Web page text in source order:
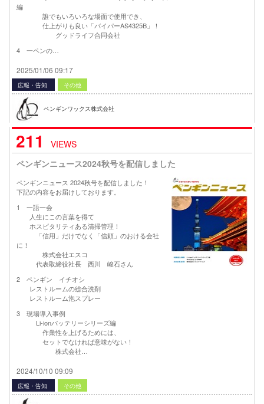
編
誰でもいろいろな場面で使用でき、
仕上がりも良い「バイパーAS4325B」！
グッドライフ合同会社
4 一ペンの…
2025/01/06 09:17
広報・告知 その他
ペンギンワックス株式会社
211
VIEWS
ペンギンニュース2024秋号を配信しました
ペンギンニュース 2024秋号を配信しました！
下記の内容をお届けしております。
1 一語一会
人生にこの言葉を得て
ホスピタリティある清掃管理！
「信用」だけでなく「信頼」のおける会社
に！
株式会社エスコ
代表取締役社長 西川 峻石さん
2 ペンギン イチオシ
レストルームの総合洗剤
レストルーム泡スプレー
3 現場導入事例
Li-ionバッテリーシリーズ編
作業性を上げるためには、
セットでなければ意味がない！
株式会社…
2024/10/10 09:09
広報・告知 その他